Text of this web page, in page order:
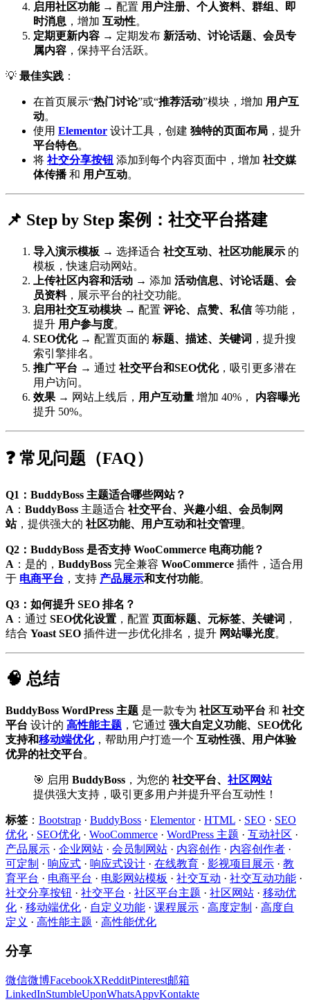
启用社区功能→ 配置 用户注册、个人资料、群组、即
时消息 ，增加 互动性。
定期更新内容 → 定期发布 新活动、讨论话题、会员专
属内容 ，保持平台活跃。
💡 最佳实践 ：
在首页展示“热门讨论”或“推荐活动”模块，增加 用户互
动。
使用 Elementor 设计工具，创建 独特的页面布局 ，提升
平台特色。
将 社交分享按钮 添加到每个内容页面中，增加 社交媒
体传播和 用户互动。
📌 Step by Step 案例：社交平台搭建
导入演示模板 → 选择适合 社交互动、社区功能展示 的
模板，快速启动网站。
上传社区内容和活动 → 添加 活动信息、讨论话题、会
员资料，展示平台的社交功能。
启用社交互动模块 → 配置 评论、点赞、私信等功能，
提升 用户参与度。
SEO优化→ 配置页面的 标题、描述、关键词 ，提升搜
索引擎排名。
推广平台 → 通过 社交平台和SEO优化，吸引更多潜在
用户访问。
效果 → 网站上线后， 用户互动量 增加 40%， 内容曝光
提升 50%。
❓ 常见问题（FAQ）
Q1：BuddyBoss 主题适合哪些网站？
A ： BuddyBoss 主题适合 社交平台、兴趣小组、会员制网
站，提供强大的 社区功能、用户互动和社交管理。
Q2：BuddyBoss 是否支持 WooCommerce 电商功能？
A ：是的， BuddyBoss 完全兼容 WooCommerce 插件，适合用
于 电商平台 ，支持 产品展示和支付功能。
Q3：如何提升 SEO 排名？
A ：通过 SEO优化设置 ，配置 页面标题、元标签、关键词 ，
结合 Yoast SEO 插件进一步优化排名，提升 网站曝光度。
🧠 总结
BuddyBoss WordPress 主题 是一款专为 社区互动平台 和 社交
平台 设计的 高性能主题 ，它通过 强大自定义功能、SEO优化
支持和移动端优化，帮助用户打造一个 互动性强、用户体验
优异的社交平台。
🎯 启用 BuddyBoss ，为您的 社交平台、 社区网站
提供强大支持，吸引更多用户并提升平台互动性！
标签 ： Bootstrap · BuddyBoss · Elementor· HTML · SEO · SEO
优化 · SEO优化 · WooCommerce · WordPress 主题 · 互动社区 ·
产品展示 · 企业网站 · 会员制网站 · 内容创作 · 内容创作者 ·
可定制 · 响应式 · 响应式设计 · 在线教育 · 影视项目展示 · 教
育平台 · 电商平台 · 电影网站模板 · 社交互动 · 社交互动功能 ·
社交分享按钮 · 社交平台 · 社区平台主题 · 社区网站 · 移动优
化 · 移动端优化 · 自定义功能 · 课程展示 · 高度定制 · 高度自
定义 · 高性能主题 · 高性能优化
分享
微信微博FacebookXRedditPinterest邮箱
LinkedInStumbleUponWhatsAppvKontakte